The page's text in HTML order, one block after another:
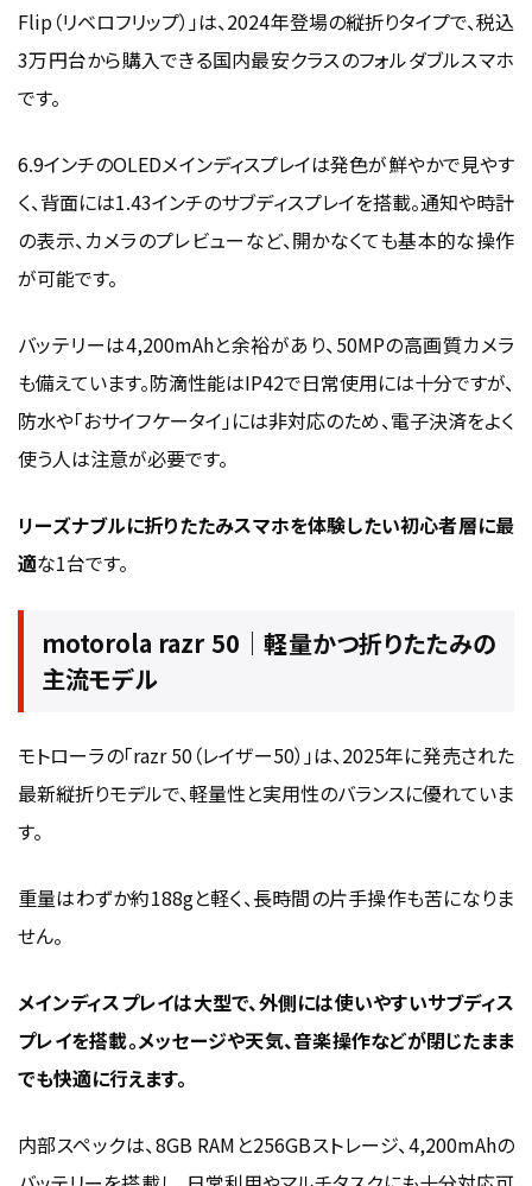
Flip（リベロフリップ）」は、2024年登場の縦折りタイプで、税込
3万円台から購入できる国内最安クラスのフォルダブルスマホ
です。
6.9インチのOLEDメインディスプレイは発色が鮮やかで見やす
く、背面には1.43インチのサブディスプレイを搭載。通知や時計
の表示、カメラのプレビューなど、開かなくても基本的な操作
が可能です。
バッテリーは4,200mAhと余裕があり、50MPの高画質カメラ
も備えています。防滴性能はIP42で日常使用には十分ですが、
防水や「おサイフケータイ」には非対応のため、電子決済をよく
使う人は注意が必要です。
リーズナブルに折りたたみスマホを体験したい初心者層に最
適な1台です。
motorola razr 50｜軽量かつ折りたたみの
主流モデル
モトローラの「razr 50（レイザー50）」は、2025年に発売された
最新縦折りモデルで、軽量性と実用性のバランスに優れていま
す。
重量はわずか約188gと軽く、長時間の片手操作も苦になりま
せん。
メインディスプレイは大型で、外側には使いやすいサブディス
プレイを搭載。メッセージや天気、音楽操作などが閉じたまま
でも快適に行えます。
内部スペックは、8GB RAMと256GBストレージ、4,200mAhの